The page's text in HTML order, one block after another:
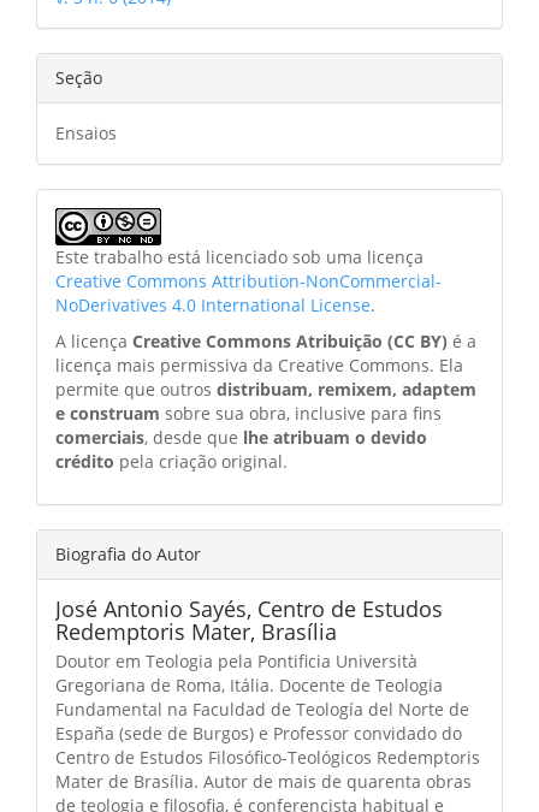
Seção
Ensaios
Este trabalho está licenciado sob uma licença
Creative Commons Attribution-NonCommercial-
NoDerivatives 4.0 International License.
A licença Creative Commons Atribuição (CC BY) é a
licença mais permissiva da Creative Commons. Ela
permite que outros distribuam, remixem, adaptem
e construam sobre sua obra, inclusive para fins
comerciais, desde que lhe atribuam o devido
crédito pela criação original.
Biografia do Autor
José Antonio Sayés, Centro de Estudos
Redemptoris Mater, Brasília
Doutor em Teologia pela Pontificia Università
Gregoriana de Roma, Itália. Docente de Teologia
Fundamental na Faculdad de Teología del Norte de
España (sede de Burgos) e Professor convidado do
Centro de Estudos Filosófico-Teológicos Redemptoris
Mater de Brasília. Autor de mais de quarenta obras
de teologia e filosofia, é conferencista habitual e